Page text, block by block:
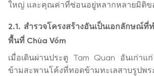
ใหญ่ และคุณค่าที่ซ่อนอยู่หลากหลายมิติข
2.1. สำรวจโครงสร้างอันเป็นเอกลักษณ์ที่
พื้นที่ Chùa Vồm
เมื่อเดินผ่านประตู Tam Quan อันเก่าแ
ข้ามสะพานโค้งที่ทอดข้ามทะเลสาบรูปพร